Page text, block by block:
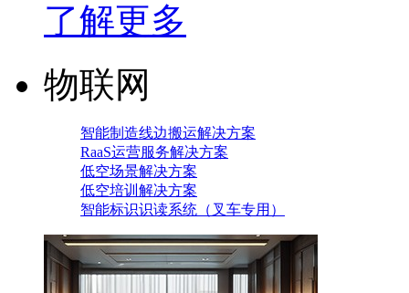
了解更多
物联网
智能制造线边搬运解决方案
RaaS运营服务解决方案
低空场景解决方案
低空培训解决方案
智能标识识读系统（叉车专用）